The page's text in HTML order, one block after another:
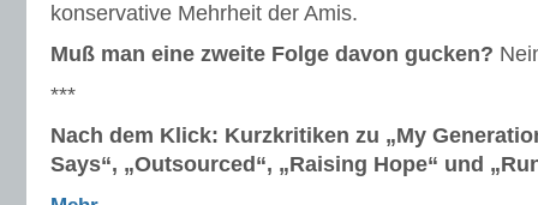
konservative Mehrheit der Amis.
Muß man eine zweite Folge davon gucken?
***
Nach dem Klick: Kurzkritiken zu „My
Says“, „Outsourced“, „Raising Hope“ und